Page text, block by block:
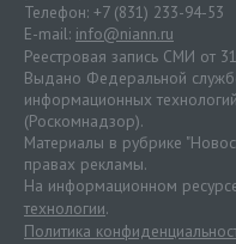
Телефон: +7 (831) 233-94-53
E-mail: info@niann.ru
Реестровая запись СМИ от
Выдано Федеральной
информационных
(Роскомнадзор).
Материалы в рубрике
правах рекламы.
На информационном
технологии.
Политика